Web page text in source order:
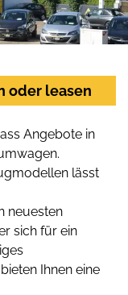
oder leasen
Angebote in
lässt
neuesten
sich für ein
Ihnen eine